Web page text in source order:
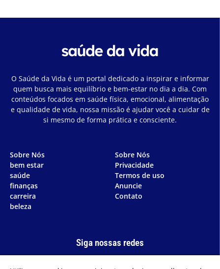
O Saúde da Vida é um portal dedicado a inspirar e informar
quem busca mais equilíbrio e bem-estar no dia a dia. Com
conteúdos focados em saúde física, emocional, alimentação
e qualidade de vida, nossa missão é ajudar você a cuidar de
si mesmo de forma prática e consciente.
Sobre Nós
bem estar
saúde
finanças
carreira
beleza
Sobre Nós
Privacidade
Termos de uso
Anuncie
Contato
Siga nossas redes